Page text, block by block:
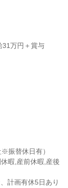
31万円＋賞与
振替休日有）
暇,産前休暇,産後
計画有休5日あり